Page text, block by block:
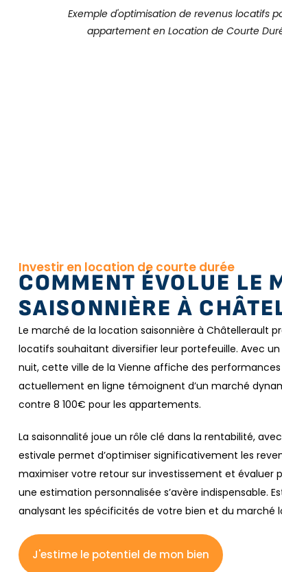
Exemple d'optimisation de revenus locatifs
appartement en Location de Courte
Investir en location de courte durée
COMMENT ÉVOLUE LE
SAISONNIÈRE À
Le marché de la location saisonnière à Châtellerault
locatifs souhaitant diversifier leur portefeuille. Avec
nuit, cette ville de la Vienne affiche des performances
actuellement en ligne témoignent d’un marché
contre 8 100€ pour les appartements.
La saisonnalité joue un rôle clé dans la rentabilité,
estivale permet d’optimiser significativement les
maximiser votre retour sur investissement et
une estimation personnalisée s’avère
analysant les spécificités de votre bien et du marché
J'estime le potentiel de mon bien